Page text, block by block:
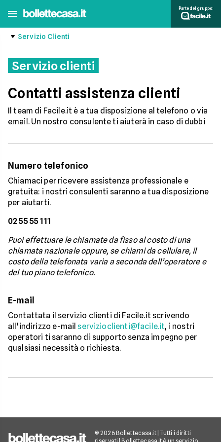
Parte del gruppo:
Servizio Clienti
Servizio clienti
Contatti assistenza clienti
Il team di Facile.it è a tua disposizione al telefono o via
email. Un nostro consulente ti aiuterà in caso di dubbi
Numero telefonico
Chiamaci per ricevere assistenza professionale e
gratuita: i nostri consulenti saranno a tua disposizione
per aiutarti.
02 55 55 111
Puoi effettuare le chiamate da fisso al costo di una
chiamata nazionale oppure, se chiami da cellulare, il
costo della telefonata varia a seconda dell’operatore e
del tuo piano telefonico.
E-mail
Contattata il servizio clienti di Facile.it scrivendo
all’indirizzo e-mail servizioclienti@facile.it, i nostri
operatori ti saranno di supporto senza impegno per
qualsiasi necessità o richiesta.
© 2026 Bollettecasa.it | Tutti i diritti